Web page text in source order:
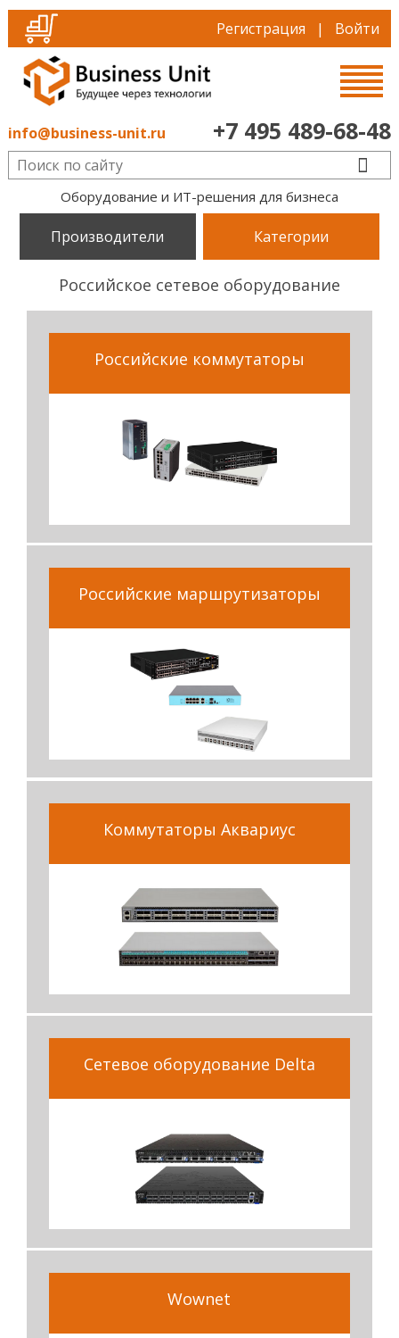
Регистрация | Войти
info@business-unit.ru +7 495 489-68-48
Оборудование и ИТ-решения для бизнеса
Производители Категории
Российское сетевое оборудование
Российские коммутаторы
Российские маршрутизаторы
Коммутаторы Аквариус
Сетевое оборудование Delta
Wownet